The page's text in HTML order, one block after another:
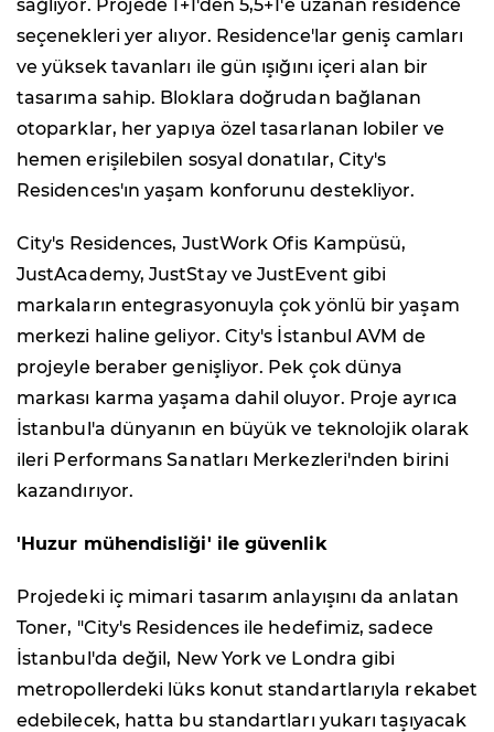
sağlıyor. Projede 1+1'den 5,5+1'e uzanan residence
seçenekleri yer alıyor. Residence'lar geniş camları
ve yüksek tavanları ile gün ışığını içeri alan bir
tasarıma sahip. Bloklara doğrudan bağlanan
otoparklar, her yapıya özel tasarlanan lobiler ve
hemen erişilebilen sosyal donatılar, City's
Residences'ın yaşam konforunu destekliyor.
City's Residences, JustWork Ofis Kampüsü,
JustAcademy, JustStay ve JustEvent gibi
markaların entegrasyonuyla çok yönlü bir yaşam
merkezi haline geliyor. City's İstanbul AVM de
projeyle beraber genişliyor. Pek çok dünya
markası karma yaşama dahil oluyor. Proje ayrıca
İstanbul'a dünyanın en büyük ve teknolojik olarak
ileri Performans Sanatları Merkezleri'nden birini
kazandırıyor.
'Huzur mühendisliği' ile güvenlik
Projedeki iç mimari tasarım anlayışını da anlatan
Toner, "City's Residences ile hedefimiz, sadece
İstanbul'da değil, New York ve Londra gibi
metropollerdeki lüks konut standartlarıyla rekabet
edebilecek, hatta bu standartları yukarı taşıyacak